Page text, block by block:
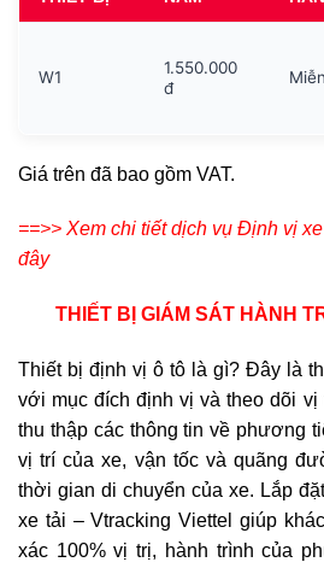
W1
1.550.000
đ
Giá trên đã bao gồm VAT.
==>> Xem chi tiết dịch vụ Định vị
đây
THIẾT BỊ GIÁM SÁT HÀNH
Thiết bị định vị ô tô là gì? Đây là
với mục đích định vị và theo dõi vị
thu thập các thông tin về phương
vị trí của xe, vận tốc và quãng
thời gian di chuyển của xe. Lắp
xe tải – Vtracking Viettel giúp
xác 100% vị trị, hành trình của